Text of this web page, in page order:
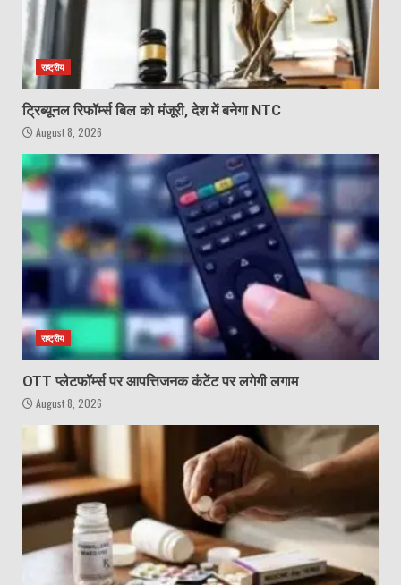
राष्ट्रीय
ट्रिब्यूनल रिफॉर्म्स बिल को मंजूरी, देश में बनेगा NTC
August 8, 2026
राष्ट्रीय
OTT प्लेटफॉर्म्स पर आपत्तिजनक कंटेंट पर लगेगी लगाम
August 8, 2026